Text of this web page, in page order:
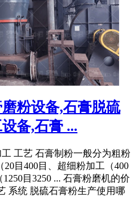
粉设备,石膏脱硫
备,石膏 ...
工艺 石膏制粉一般分为粗粉
20目400目、超细粉加工（400
目3250 ... 石膏粉磨机的价
系统 脱硫石膏粉生产使用哪